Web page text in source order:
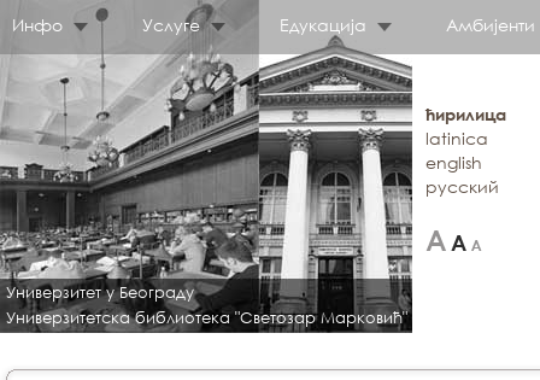
Инфо Услуге Едукација Амбијенти
Универзитет у Београду
Универзитетска библиотека "Светозар Марковић"
ћирилица
latinica
english
русский